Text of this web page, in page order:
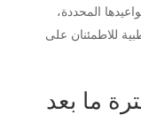
المحددة،
للاطمئنان على
ما بعد